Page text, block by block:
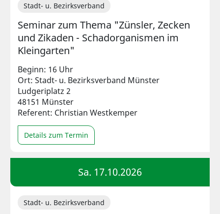
Stadt- u. Bezirksverband
Seminar zum Thema "Zünsler, Zecken
und Zikaden - Schadorganismen im
Kleingarten"
Beginn: 16 Uhr
Ort: Stadt- u. Bezirksverband Münster
Ludgeriplatz 2
48151 Münster
Referent: Christian Westkemper
Details zum Termin
Sa. 17.10.2026
Stadt- u. Bezirksverband